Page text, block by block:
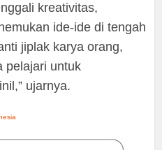
kreativitas,
ide-ide di tengah
jiplak karya orang,
pelajari untuk
ujarnya.